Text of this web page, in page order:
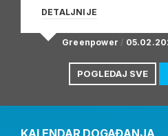
DETALJNIJE
Greenpower /
POGLEDAJ SVE
KALENDAR DOGAĐANJA